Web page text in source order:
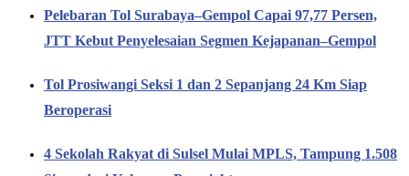
Pelebaran Tol Surabaya–Gempol Capai 97,77 Persen,
JTT Kebut Penyelesaian Segmen Kejapanan–Gempol
Tol Prosiwangi Seksi 1 dan 2 Sepanjang 24 Km Siap
Beroperasi
4 Sekolah Rakyat di Sulsel Mulai MPLS, Tampung 1.508